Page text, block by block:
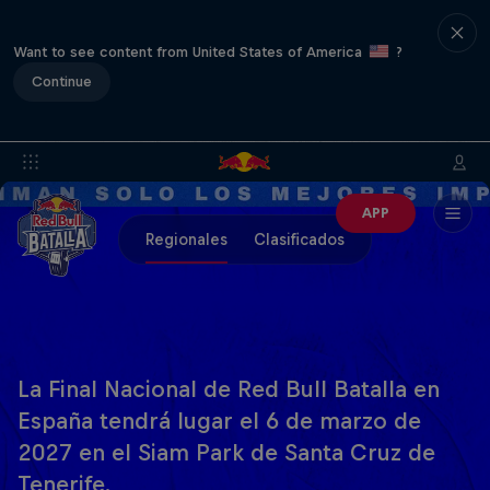
Want to see content from United States of America
?
Continue
APP
Regionales Clasificados
La Final Nacional de Red Bull Batalla en
España tendrá lugar el 6 de marzo de
2027 en el Siam Park de Santa Cruz de
Tenerife.